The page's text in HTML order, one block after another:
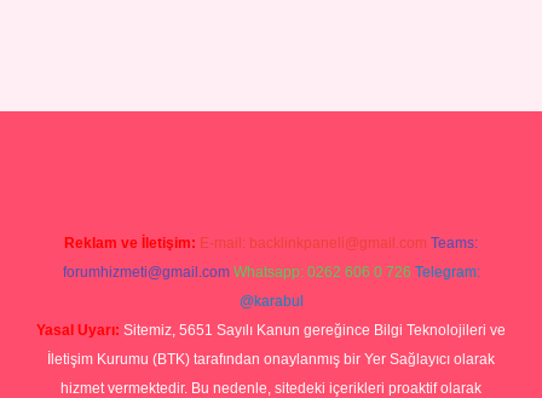
Reklam ve İletişim: E-mail: backlinkpaneli@gmail.com Teams:
forumhizmeti@gmail.com Whatsapp: 0262 606 0 726 Telegram:
@karabul
Yasal Uyarı: Sitemiz, 5651 Sayılı Kanun gereğince Bilgi Teknolojileri ve
İletişim Kurumu (BTK) tarafından onaylanmış bir Yer Sağlayıcı olarak
hizmet vermektedir. Bu nedenle, sitedeki içerikleri proaktif olarak